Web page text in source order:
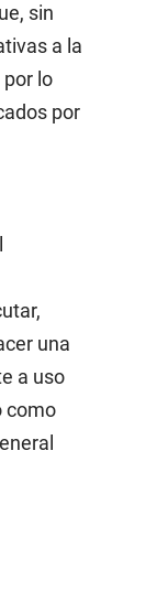
sin
a la
lo
por
una
a uso
como